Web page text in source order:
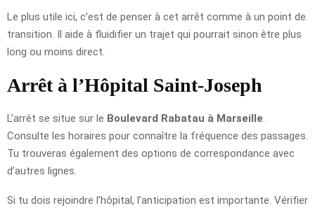
Le plus utile ici, c’est de penser à cet arrêt comme à un point de
transition. Il aide à fluidifier un trajet qui pourrait sinon être plus
long ou moins direct.
Arrêt à l’Hôpital Saint-Joseph
L’arrêt se situe sur le Boulevard Rabatau à Marseille
Consulte les horaires pour connaître la fréquence des passages.
Tu trouveras également des options de correspondance avec
d’autres lignes.
Si tu dois rejoindre l’hôpital, l’anticipation est importante. Vérifier